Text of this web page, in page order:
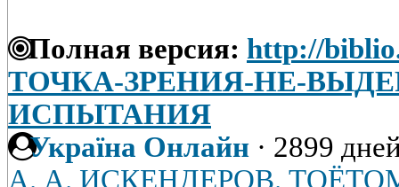
Полная версия: http://
ТОЧКА-ЗРЕНИЯ-НЕ-
ИСПЫТАНИЯ
Україна Онлайн · 2899
А. А. ИСКЕНДЕРОВ.